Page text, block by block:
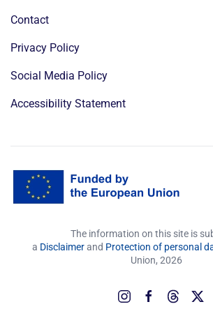
Contact
Privacy Policy
Social Media Policy
Accessibility Statement
The information on this site is
a Disclaimerand Protection of personal
Union, 2026